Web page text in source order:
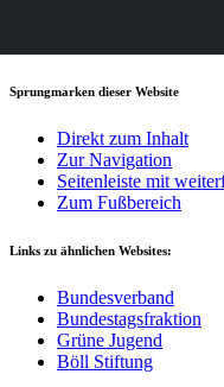
Sprungmarken dieser Website
Direkt zum Inhalt
Zur Navigation
Seitenleiste mit
Zum Fußbereich
Links zu ähnlichen Websites:
Bundesverband
Bundestagsfraktion
Grüne Jugend
Böll Stiftung